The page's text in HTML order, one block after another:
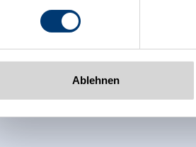
www.zillertalarena.com
Ablehnen